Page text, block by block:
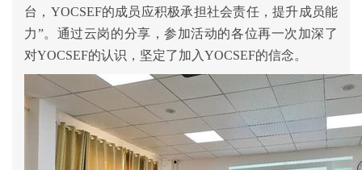
台，YOCSEF的成员应积极承担社会责任，提升成员能
力”。通过云岗的分享，参加活动的各位再一次加深了
对YOCSEF的认识，坚定了加入YOCSEF的信念。